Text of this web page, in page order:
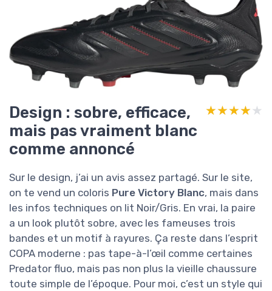
Design : sobre, efficace,
mais pas vraiment blanc
comme annoncé
★★★★★
★★★★★
Sur le design, j’ai un avis assez partagé. Sur le site,
on te vend un coloris Pure Victory Blanc, mais dans
les infos techniques on lit Noir/Gris. En vrai, la paire
a un look plutôt sobre, avec les fameuses trois
bandes et un motif à rayures. Ça reste dans l’esprit
COPA moderne : pas tape-à-l’œil comme certaines
Predator fluo, mais pas non plus la vieille chaussure
toute simple de l’époque. Pour moi, c’est un style qui